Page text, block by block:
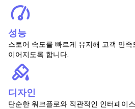
성능
스토어 속도를 빠르게 유지해 고객 만
이어지도록 합니다.
디자인
단순한 워크플로와 직관적인 인터페이